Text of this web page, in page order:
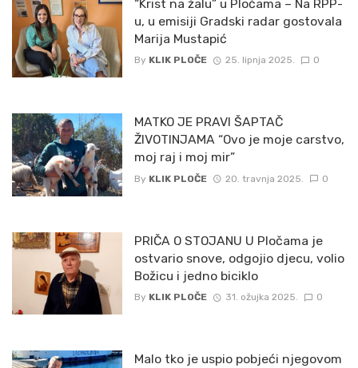
“Krist na žalu” u Pločama – Na RPP-
u, u emisiji Gradski radar gostovala
Marija Mustapić
By KLIK PLOČE 25. lipnja 2025. 0
MATKO JE PRAVI ŠAPTAČ
ŽIVOTINJAMA “Ovo je moje carstvo,
moj raj i moj mir”
By KLIK PLOČE 20. travnja 2025. 0
PRIČA O STOJANU U Pločama je
ostvario snove, odgojio djecu, volio
Božicu i jedno biciklo
By KLIK PLOČE 31. ožujka 2025. 0
Malo tko je uspio pobjeći njegovom